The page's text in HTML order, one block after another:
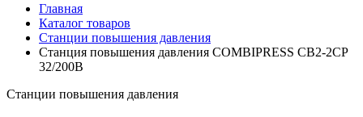
Главная
Каталог товаров
Станции повышения давления
Станция повышения давления COMBIPRESS CB2-2CP
32/200B
Станции повышения давления